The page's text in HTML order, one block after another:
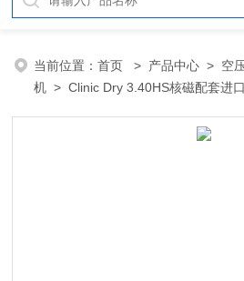
当前位置：首页 > 产品中心 > 空
机 > Clinic Dry 3.40HS核磁配套进